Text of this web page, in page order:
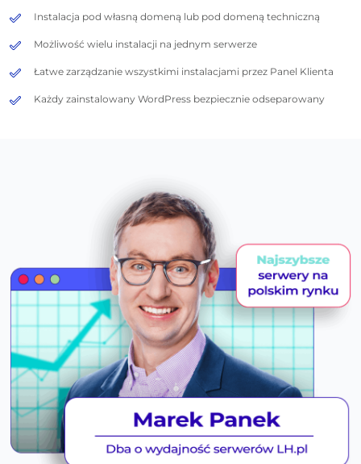
Instalacja pod własną domeną lub pod domeną techniczną
Możliwość wielu instalacji na jednym serwerze
Łatwe zarządzanie wszystkimi instalacjami przez Panel Klienta
Każdy zainstalowany WordPress bezpiecznie odseparowany